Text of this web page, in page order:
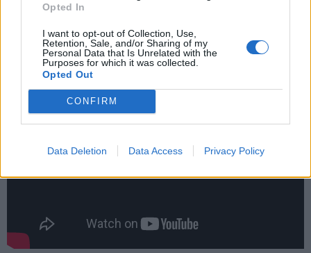
Opted In
I want to opt-out of Collection, Use,
Retention, Sale, and/or Sharing of my
Personal Data that Is Unrelated with the
Purposes for which it was collected.
Opted Out
CONFIRM
Data Deletion Data Access Privacy Policy
Qui per maggiori
https://occhialispaccioottica.it/